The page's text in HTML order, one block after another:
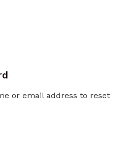
or email address to reset